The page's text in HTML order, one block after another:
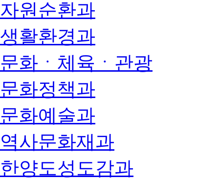
자원순환과
생활환경과
문화ㆍ체육ㆍ관광
문화정책과
문화예술과
역사문화재과
한양도성도감과